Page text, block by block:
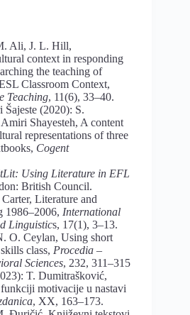
Ali, J. L. Hill,
context in responding
the teaching of
Classroom Context,
Teaching, 11(6), 33–40.
(2020): S.
Shayesteh, A content
representations of three
Cogent
Using Literature in EFL
British Council.
Literature and
1986–2006, International
Linguistics, 17(1), 3–13.
O. Ceylan, Using short
class, Procedia –
Sciences, 232, 311–315
T. Dumitrašković,
motivacije u nastavi
, XX, 163–173.